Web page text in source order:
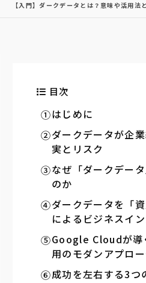
【入門】ダークデータとは？意味や活用
目次
はじめに
ダークデータが企
実とリスク
なぜ「ダークデー
のか
ダークデータを「
によるビジネスイ
Google Cloudが導
用のモダンアプロ
成功を左右する3つ